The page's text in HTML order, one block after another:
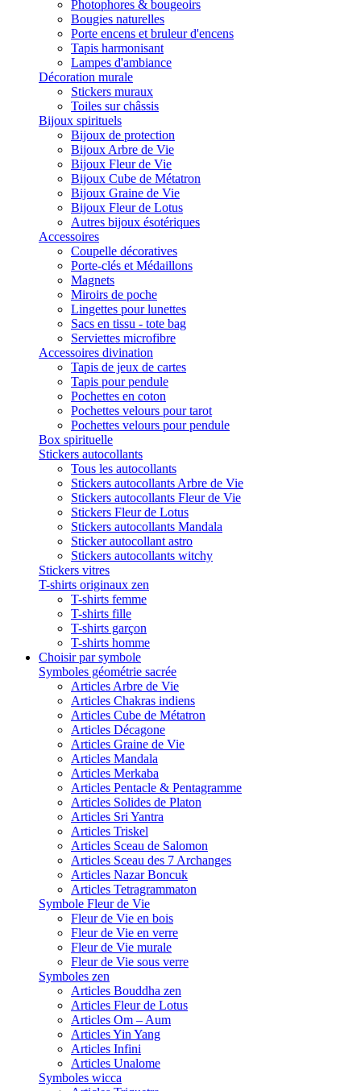
Photophores & bougeoirs
Bougies naturelles
Porte encens et bruleur d'encens
Tapis harmonisant
Lampes d'ambiance
Décoration murale
Stickers muraux
Toiles sur châssis
Bijoux spirituels
Bijoux de protection
Bijoux Arbre de Vie
Bijoux Fleur de Vie
Bijoux Cube de Métatron
Bijoux Graine de Vie
Bijoux Fleur de Lotus
Autres bijoux ésotériques
Accessoires
Coupelle décoratives
Porte-clés et Médaillons
Magnets
Miroirs de poche
Lingettes pour lunettes
Sacs en tissu - tote bag
Serviettes microfibre
Accessoires divination
Tapis de jeux de cartes
Tapis pour pendule
Pochettes en coton
Pochettes velours pour tarot
Pochettes velours pour pendule
Box spirituelle
Stickers autocollants
Tous les autocollants
Stickers autocollants Arbre de Vie
Stickers autocollants Fleur de Vie
Stickers Fleur de Lotus
Stickers autocollants Mandala
Sticker autocollant astro
Stickers autocollants witchy
Stickers vitres
T-shirts originaux zen
T-shirts femme
T-shirts fille
T-shirts garçon
T-shirts homme
Choisir par symbole
Symboles géométrie sacrée
Articles Arbre de Vie
Articles Chakras indiens
Articles Cube de Métatron
Articles Décagone
Articles Graine de Vie
Articles Mandala
Articles Merkaba
Articles Pentacle & Pentagramme
Articles Solides de Platon
Articles Sri Yantra
Articles Triskel
Articles Sceau de Salomon
Articles Sceau des 7 Archanges
Articles Nazar Boncuk
Articles Tetragrammaton
Symbole Fleur de Vie
Fleur de Vie en bois
Fleur de Vie en verre
Fleur de Vie murale
Fleur de Vie sous verre
Symboles zen
Articles Bouddha zen
Articles Fleur de Lotus
Articles Om – Aum
Articles Yin Yang
Articles Infini
Articles Unalome
Symboles wicca